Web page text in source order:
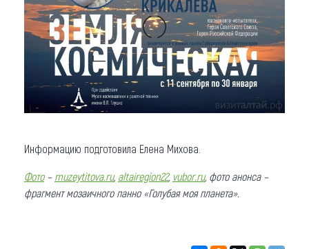
Информацию подготовила Елена Михова.
Фото – muzeytitova.ru, altairegion22, vubor.ru, фото анонса –
фрагмент мозаичного панно «Голубая моя планета».